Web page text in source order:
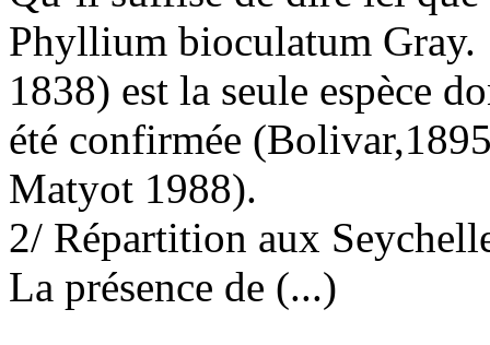
Phyllium bioculatum
1838) est la seule espèce
été confirmée
Matyot 1988).
2/ Répartition aux
La présence de (...)